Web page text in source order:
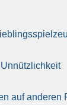
auf ande­ren